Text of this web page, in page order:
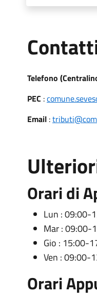
Telefono
PEC :
Email:
Orari di
Lun : 09:00-
Mar : 09:00-
Gio : 15:00-
Ven : 09:00-
Orari